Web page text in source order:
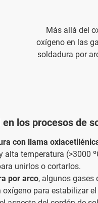
Más allá del
oxígeno en las
soldadura por
los procesos de
con llama
alta temperatura (>3000
unirlos o cortarlos.
por arco, algunos
oxígeno para estabilizar